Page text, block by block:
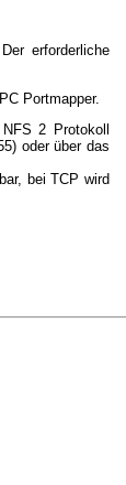
erforderliche
Portmapper.
2 Protokoll
oder über das
bei TCP wird